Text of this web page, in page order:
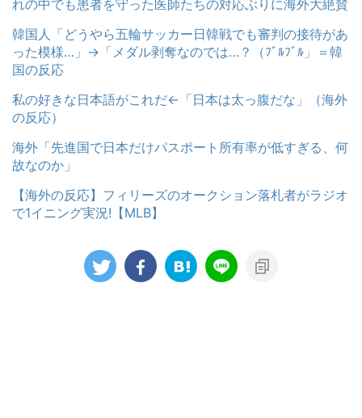
れの中でも患者を守った医師たちの対応ぶりに海外大絶賛
韓国人「どうやら五輪サッカー日韓戦でも審判の接待があ
った模様…」→「メダル剥奪なのでは…？（ﾌﾞﾙﾌﾞﾙ」＝韓
国の反応
私の好きな日本語がこれだ←「日本は太っ腹だな」（海外
の反応）
海外「先進国で日本だけパスポート所有率が低すぎる、何
故なのか」
【海外の反応】フィリーズのオークション落札者がラジオ
で1イニング実況!【MLB】